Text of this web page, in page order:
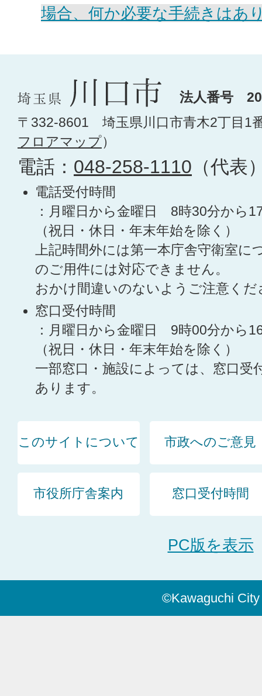
場合、何か必要な手続きはあ
法人番号
〒332-8601 埼玉県川口市青木2丁目1
フロアマップ）
電話： 048-258-1110 （代表
電話受付時間
：月曜日から金曜日 8時30分から
（祝日・休日・年末年始を除く）
上記時間外には第一本庁舎守衛室に
のご用件には対応できません。
おかけ間違いのないようご注意くだ
窓口受付時間
：月曜日から金曜日 9時00分から
（祝日・休日・年末年始を除く）
一部窓口・施設によっては、窓口受
あります。
このサイトについて 市政へのご意見
市役所庁舎案内 窓口受付時間
PC版を表示
©Kawaguchi City